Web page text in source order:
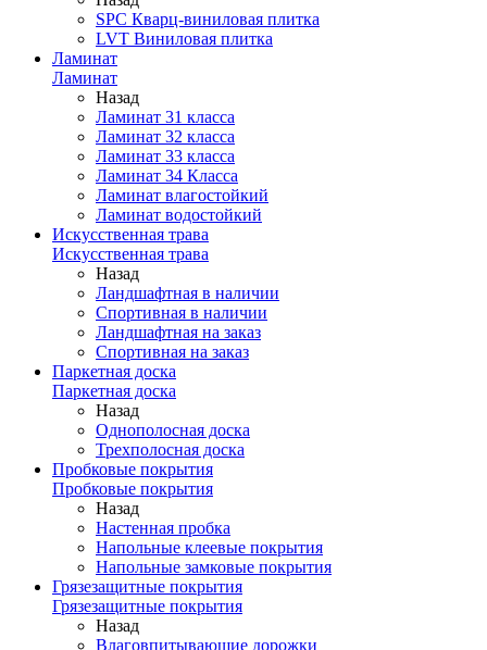
SPC Кварц-виниловая плитка
LVT Виниловая плитка
Ламинат
Ламинат
Назад
Ламинат 31 класса
Ламинат 32 класса
Ламинат 33 класса
Ламинат 34 Класса
Ламинат влагостойкий
Ламинат водостойкий
Искусственная трава
Искусственная трава
Назад
Ландшафтная в наличии
Спортивная в наличии
Ландшафтная на заказ
Спортивная на заказ
Паркетная доска
Паркетная доска
Назад
Однополосная доска
Трехполосная доска
Пробковые покрытия
Пробковые покрытия
Назад
Настенная пробка
Напольные клеевые покрытия
Напольные замковые покрытия
Грязезащитные покрытия
Грязезащитные покрытия
Назад
Влаговпитывающие дорожки